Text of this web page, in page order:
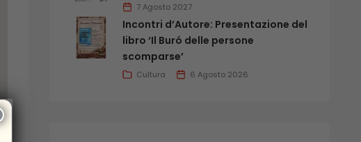
7 Agosto 2027
Incontri d’Autore: Presentazione del
libro ‘Il Buró delle persone
scomparse’
Cultura 6 Agosto 2026